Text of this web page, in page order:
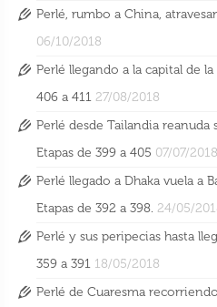
Perlé, rumbo a China,
de Sur a Norte
Perlé, rumbo a China,
06/10/2018
Perlé llegando a la capital de
406 a 411 27/08/2018
Perlé desde Tailandia
Etapas de 399 a 405 07/07/2018
Perlé llegado a Dhaka vuela a
Etapas de 392 a 398. 24/05/
Perlé y sus peripecias hasta
359 a 391 18/05/2018
Perlé de Cuaresma